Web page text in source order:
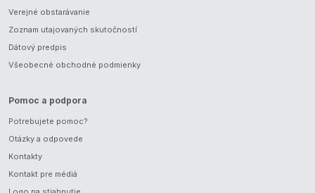
Verejné obstarávanie
Zoznam utajovaných skutočností
Dátový predpis
Všeobecné obchodné podmienky
Pomoc a podpora
Potrebujete pomoc?
Otázky a odpovede
Kontakty
Kontakt pre médiá